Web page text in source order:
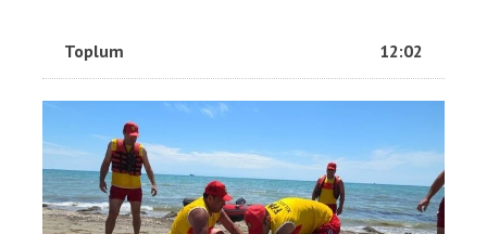
Toplum 12:02